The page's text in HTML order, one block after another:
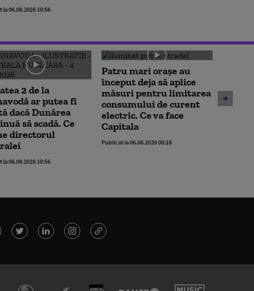
la 06.08.2026 10:56
2 de la
ar putea fi
dacă Dunărea
să scadă. Ce
directorul
la 06.08.2026 10:56
Patru mari orașe au
început deja să aplice
măsuri pentru limitarea
consumului de curent
electric. Ce va face
Capitala
Publicat la 06.08.2026 00:18